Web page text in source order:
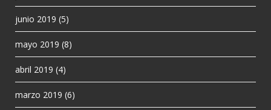
junio 2019 (5)
mayo 2019 (8)
abril 2019 (4)
marzo 2019 (6)